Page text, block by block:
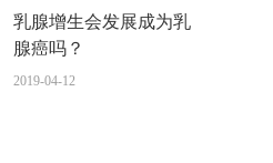
乳腺增生会发展成为乳
腺癌吗？
2019-04-12